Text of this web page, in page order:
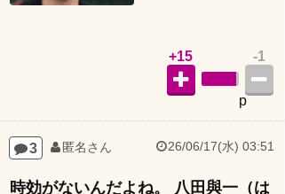
-1
p
+15
3 匿名さん 26/06/17(水) 03:51
時効がないんだよね。 八田與一（は